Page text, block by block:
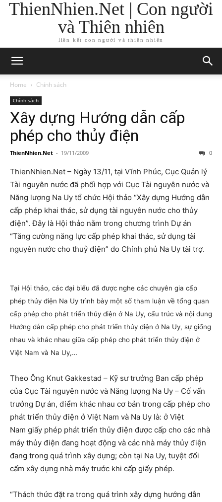
ThienNhien.Net | Con người
và Thiên nhiên
liên kết con người và thiên nhiên
Home Chính sách
Chính sách
Xây dựng Hướng dẫn cấp
phép cho thủy điện
ThienNhien.Net - 19/11/2009 0
ThienNhien.Net – Ngày 13/11, tại Vĩnh Phúc, Cục Quản lý
Tài nguyên nước đã phối hợp với Cục Tài nguyên nước và
Năng lượng Na Uy tổ chức Hội thảo “Xây dựng Hướng dẫn
cấp phép khai thác, sử dụng tài nguyên nước cho thủy
điện”. Đây là Hội thảo nằm trong chương trình Dự án
“Tăng cường năng lực cấp phép khai thác, sử dụng tài
nguyên nước cho thuỷ điện” do Chính phủ Na Uy tài trợ.
Tại Hội thảo, các đại biểu đã được nghe các chuyên gia cấp
phép thủy điện Na Uy trình bày một số tham luận về tổng quan
cấp phép cho phát triển thủy điện ở Na Uy, cấu trúc và nội dung
Hướng dẫn cấp phép cho phát triển thủy điện ở Na Uy, sự giống
nhau và khác nhau giữa cấp phép cho phát triển thủy điện ở
Việt Nam và Na Uy,…
Theo Ông Knut Gakkestad – Kỹ sư trưởng Ban cấp phép
của Cục Tài nguyên nước và Năng lượng Na Uy – Cố vấn
trưởng Dự án, điểm khác nhau cơ bản trong cấp phép cho
phát triển thủy điện ở Việt Nam và Na Uy là: ở Việt
Nam giấy phép phát triển thủy điện được cấp cho các nhà
máy thủy điện đang hoạt động và các nhà máy thủy điện
đang trong quá trình xây dựng; còn tại Na Uy, tuyệt đối
cấm xây dựng nhà máy trước khi cấp giấy phép.
“Thách thức đặt ra trong quá trình xây dựng hướng dẫn